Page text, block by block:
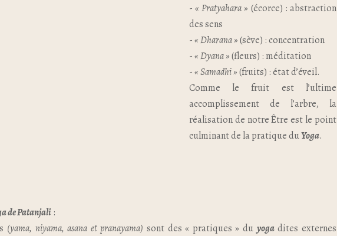
-« Pratyahara » (écorce) : abstraction
des sens
-« Dharana »(sève) : concentration
-« Dyana »(fleurs) : méditation
-« Samadhi »(fruits) : état d’éveil.
Comme le fruit est l’ultime
accomplissement de l’arbre, la
réalisation de notre Être est le point
culminant de la pratique duYoga.
de Patanjali :
(yama, niyama, asana et pranayama) sont des « pratiques » du yogadites externes